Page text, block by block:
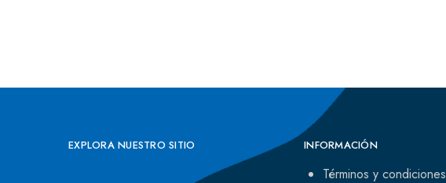
EXPLORA NUESTRO SITIO INFORMACIÓN
Términos y condiciones